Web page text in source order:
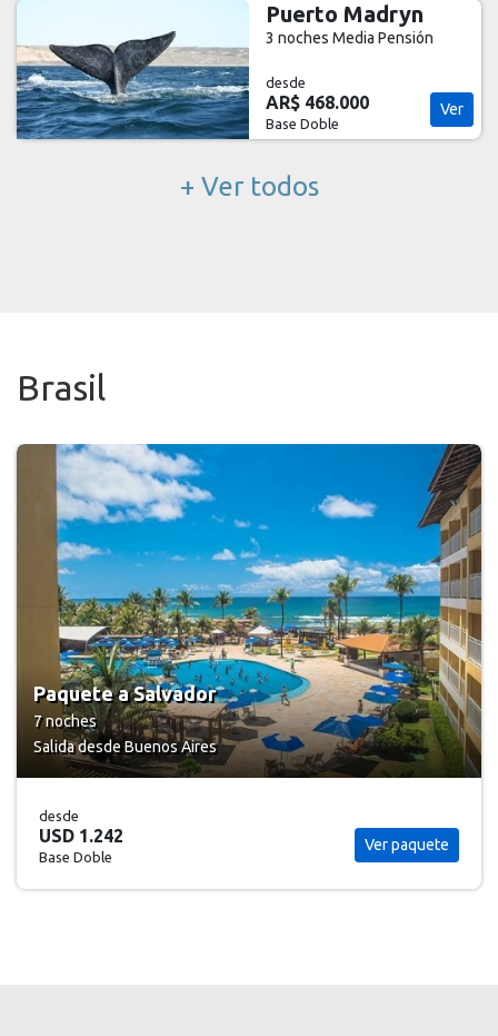
Puerto Madryn
3 noches Media Pensión
desde
AR$ 468.000
Base Doble
Ver
+ Ver todos
Brasil
Paquete a Salvador
7 noches
Salida desde Buenos Aires
desde
USD 1.242
Base Doble
Ver paquete